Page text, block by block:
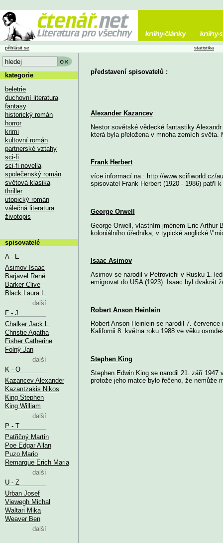
představení spisovatelů :
Alexander Kazancev
Nestor sovětské vědecké fantastiky
která byla přeložena v mnoha zemích světa.
Frank Herbert
více informací na : http://www.scifiworld.cz/
spisovatel Frank Herbert (1920 - 1986) patří
George Orwell
George Orwell, vlastním jménem Eric Arthur
koloniálního úředníka, v typické anglické
Isaac Asimov
Asimov se narodil v Petrovichi v Rusku 1.
emigrovat do USA (1923). Isaac byl dvakrát
Robert Anson Heinlein
Robert Anson Heinlein se narodil 7.
Kalifornii 8. května roku 1988 ve věku
Stephen King
Stephen Edwin King se narodil 21. září
protože jeho matce bylo řečeno, že nemůže
přihlásit se statistika
kategorie
beletrie
duchovní literatura
fantasy
historický román
horror
krimi
kultovní román
partnerské vztahy
sci-fi
sci-fi novella
společenský román
světová klasika
thriller
utopický román
válečná literatura
životopis
spisovatelé
A - E
Asimov Isaac
Barjavel René
Barker Clive
Black Laura L.
další
F - J
Chalker Jack L.
Christie Agatha
Fisher Catherine
Folný Jan
další
K - O
Kazancev Alexander
Kazantzakis Nikos
King Stephen
King William
další
P - T
Patřičný Martin
Poe Edgar Allan
Puzo Mario
Remarque Erich Maria
další
U - Z
Urban Josef
Viewegh Michal
Waltari Mika
Weaver Ben
další